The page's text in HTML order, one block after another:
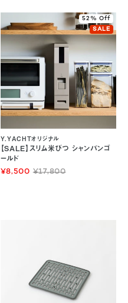
52% Off
SALE
【SALE】スリム米びつ シャンパンゴ
ールド
Y.YACHTオリジナル
¥8,500 ¥17,800